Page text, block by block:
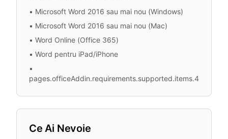
• Microsoft Word 2016 sau mai nou (Windows)
• Microsoft Word 2016 sau mai nou (Mac)
• Word Online (Office 365)
• Word pentru iPad/iPhone
•
pages.officeAddin.requirements.supported.items.4
Ce Ai Nevoie